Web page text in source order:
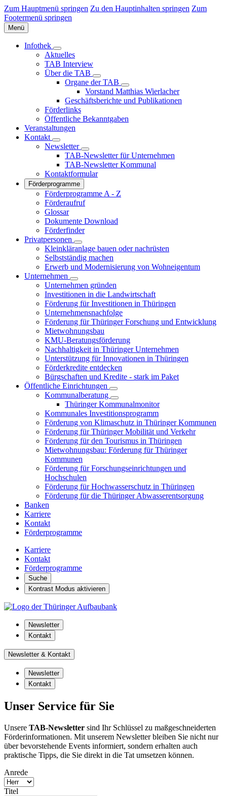
Zum Hauptmenü springen Zu den Hauptinhalten springen Zum
Footermenü springen
Menü
Infothek
Aktuelles
TAB Interview
Über die TAB
Organe der TAB
Vorstand Matthias Wierlacher
Geschäftsberichte und Publikationen
Förderlinks
Öffentliche Bekanntgaben
Veranstaltungen
Kontakt
Newsletter
TAB-Newsletter für Unternehmen
TAB-Newsletter Kommunal
Kontaktformular
Förderprogramme
Förderprogramme A - Z
Förderaufruf
Glossar
Dokumente Download
Förderfinder
Privatpersonen
Kleinkläranlage bauen oder nachrüsten
Selbstständig machen
Erwerb und Modernisierung von Wohneigentum
Unternehmen
Unternehmen gründen
Investitionen in die Landwirtschaft
Förderung für Investitionen in Thüringen
Unternehmensnachfolge
Förderung für Thüringer Forschung und Entwicklung
Mietwohnungsbau
KMU-Beratungsförderung
Nachhaltigkeit in Thüringer Unternehmen
Unterstützung für Innovationen in Thüringen
Förderkredite entdecken
Bürgschaften und Kredite - stark im Paket
Öffentliche Einrichtungen
Kommunalberatung
Thüringer Kommunalmonitor
Kommunales Investitionsprogramm
Förderung von Klimaschutz in Thüringer Kommunen
Förderung für Thüringer Mobilität und Verkehr
Förderung für den Tourismus in Thüringen
Mietwohnungsbau: Förderung für Thüringer
Kommunen
Förderung für Forschungseinrichtungen und
Hochschulen
Förderung für Hochwasserschutz in Thüringen
Förderung für die Thüringer Abwasserentsorgung
Banken
Karriere
Kontakt
Förderprogramme
Karriere
Kontakt
Förderprogramme
Suche
Kontrast Modus aktivieren
Newsletter
Kontakt
Newsletter & Kontakt
Newsletter
Kontakt
Unser Service für Sie
Unsere TAB-Newsletter sind Ihr Schlüssel zu maßgeschneiderten
Förderinformationen. Mit unserem Newsletter bleiben Sie nicht nur
über bevorstehende Events informiert, sondern erhalten auch
praktische Tipps, die Sie direkt in die Tat umsetzen können.
Anrede
Titel